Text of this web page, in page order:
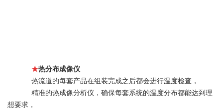
★热分布成像仪
热流道的每套产品在组装完成之后都会进行温度检查，
精准的热成像分析仪，确保每套系统的温度分布都能达到理
想要求，